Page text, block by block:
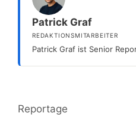
Patrick Graf
REDAKTIONSMITARBEITER
Patrick Graf ist Senior
Kategorien
Reportage